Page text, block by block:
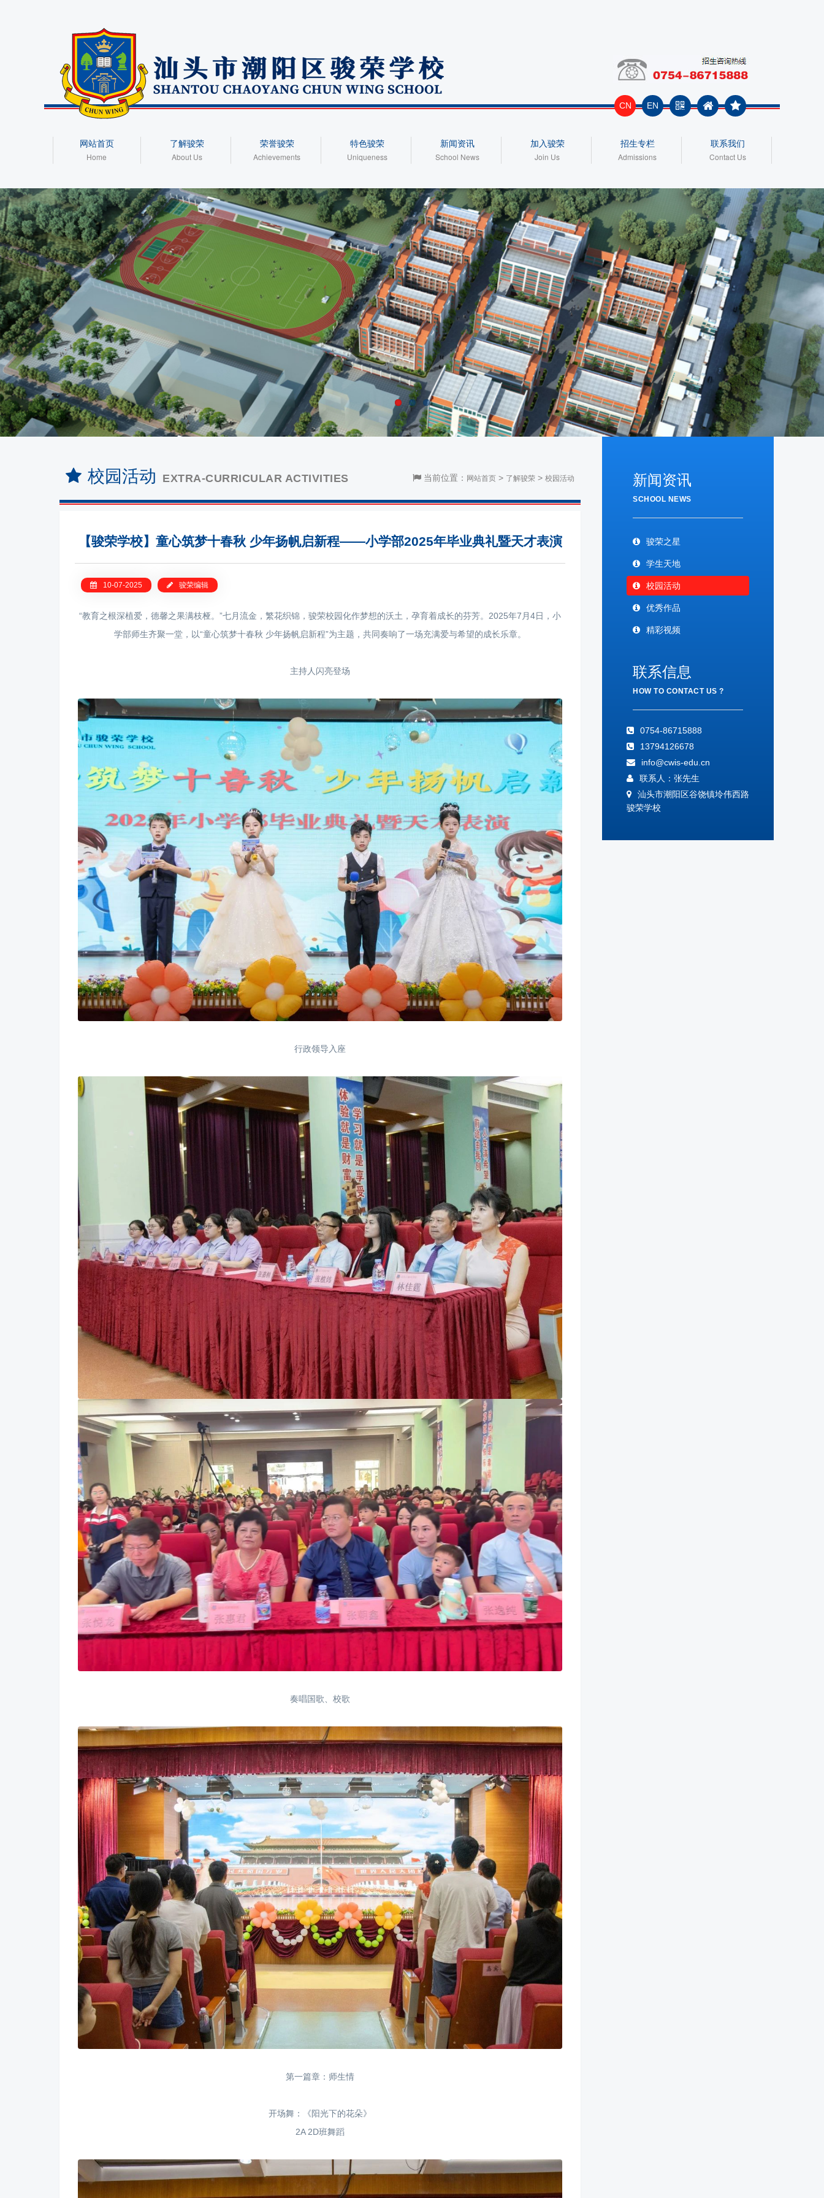
CN EN
网站首页
Home
了解骏荣
About Us
荣誉骏荣
Achievements
特色骏荣
Uniqueness
新闻资讯
School News
加入骏荣
Join Us
招生专栏
Admissions
联系我们
Contact Us
校园活动 EXTRA-CURRICULAR ACTIVITIES 当前位置： 网站首页 > 了解骏荣 > 校园活动
【骏荣学校】童心筑梦十春秋 少年扬帆启新程——小学部2025年毕业典礼暨天才表演
10-07-2025 骏荣编辑
“教育之根深植爱，德馨之果满枝桠。”七月流金，繁花织锦，骏荣校园化作梦想的沃土，孕育着成长的芬芳。2025年7月4日，小
学部师生齐聚一堂，以“童心筑梦十春秋 少年扬帆启新程”为主题，共同奏响了一场充满爱与希望的成长乐章。
主持人闪亮登场
行政领导入座
奏唱国歌、校歌
第一篇章：师生情
开场舞：《阳光下的花朵》
2A 2D班舞蹈
新闻资讯
SCHOOL NEWS
骏荣之星
学生天地
校园活动
优秀作品
精彩视频
联系信息
HOW TO CONTACT US ?
0754-86715888
13794126678
info@cwis-edu.cn
联系人：张先生
汕头市潮阳区谷饶镇坽伟西路
骏荣学校